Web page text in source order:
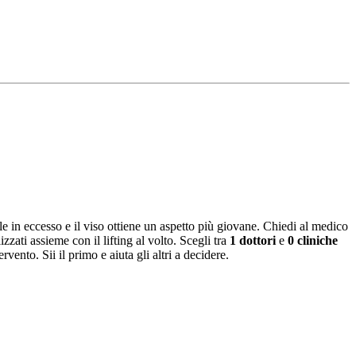
in eccesso e il viso ottiene un aspetto più giovane. Chiedi al medico
assieme con il lifting al volto. Scegli tra 1 dottori e 0 cliniche
Sii il primo e aiuta gli altri a decidere.